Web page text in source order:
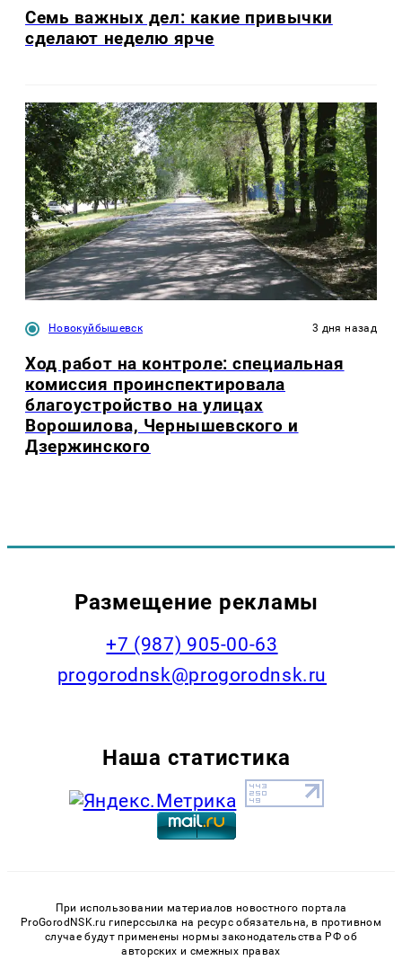
Семь важных дел: какие привычки
сделают неделю ярче
Новокуйбышевск 3 дня назад
Ход работ на контроле: специальная
комиссия проинспектировала
благоустройство на улицах
Ворошилова, Чернышевского и
Дзержинского
Размещение рекламы
+7 (987) 905-00-63
progorodnsk@progorodnsk.ru
Наша статистика
При использовании материалов новостного портала
ProGorodNSK.ru гиперссылка на ресурс обязательна, в противном
случае будут применены нормы законодательства РФ об
авторских и смежных правах